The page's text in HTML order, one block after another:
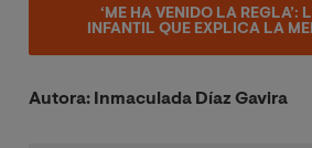
‘ME HA VENIDO LA REGLA’:
INFANTIL QUE EXPLICA LA
Autora: Inmaculada Díaz Gavira